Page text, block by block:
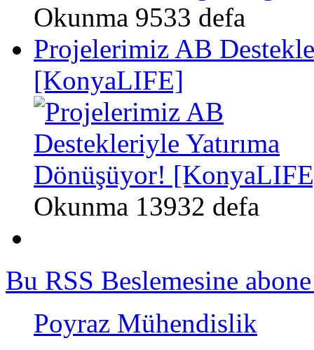
Okunma 9533 defa
Projelerimiz AB
[KonyaLIFE]
Okunma 13932 defa
Bu RSS Beslemesine
Poyraz Mühendislik